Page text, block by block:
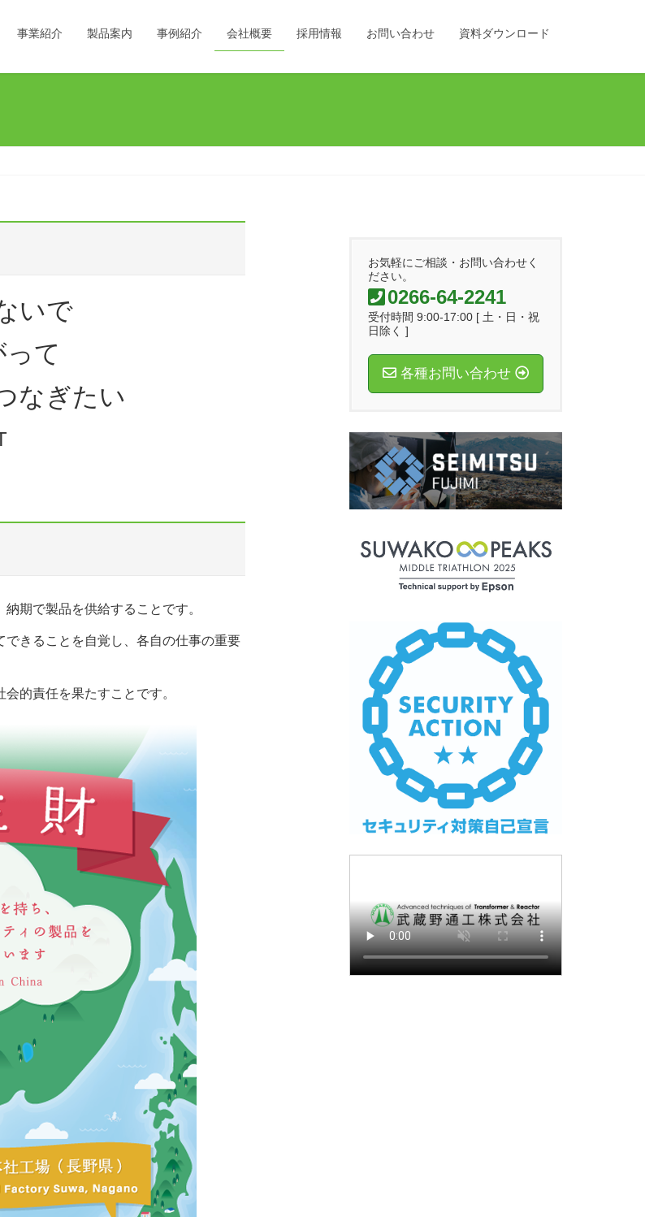
事業紹介 製品案内 事例紹介 会社概要 採用情報 お問い合わせ 資料ダウンロード
いで
て
なぎたい
期で製品を供給することです。
きることを自覚し、各自の仕事の重要
的責任を果たすことです。
お気軽にご相談・お問い合わせく
ださい。
0266-64-2241
受付時間 9:00-17:00 [ 土・日・祝
日除く ]
各種お問い合わせ